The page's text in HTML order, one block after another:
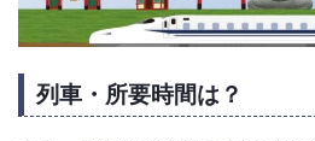
列車・所要時間は？